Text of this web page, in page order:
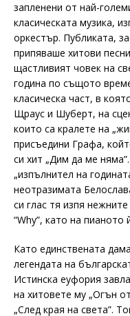
запленени от най-
класическата музика,
оркестър. Публиката,
припяваше хитови
щастливият човек на
година по същото
класическа част, в
Щраус и Шуберт, на
които са кралете на
присъедини Графа,
си хит „Дим да ме
„изпълнител на
неотразимата
си глас тя изпя
“Why”, като на
Като единствената
легендата на
Истинска еуфория
на хитовете му „Огън
„След края на света”.